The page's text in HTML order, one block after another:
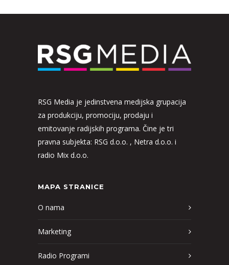
RSG Media je jedinstvena medijska grupacija
za produkciju, promociju, prodaju i
emitovanje radijskih programa. Čine je tri
pravna subjekta: RSG d.o.o. , Netra d.o.o. i
radio Mix d.o.o.
MAPA STRANICE
O nama
Marketing
Radio Programi